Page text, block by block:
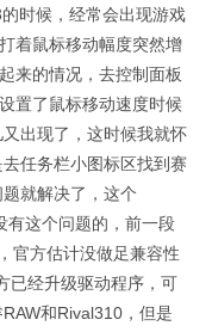
时候，经常会出现游戏
着鼠标移动幅度突然增
来的情况，去控制面板
置了鼠标移动速度时候
出现了，这时候我就怀
任务栏小图标区找到赛
就解决了，这个
有这个问题的，前一段
官方估计没做足兼容性
已经升级驱动程序，可
和Rival310，但是